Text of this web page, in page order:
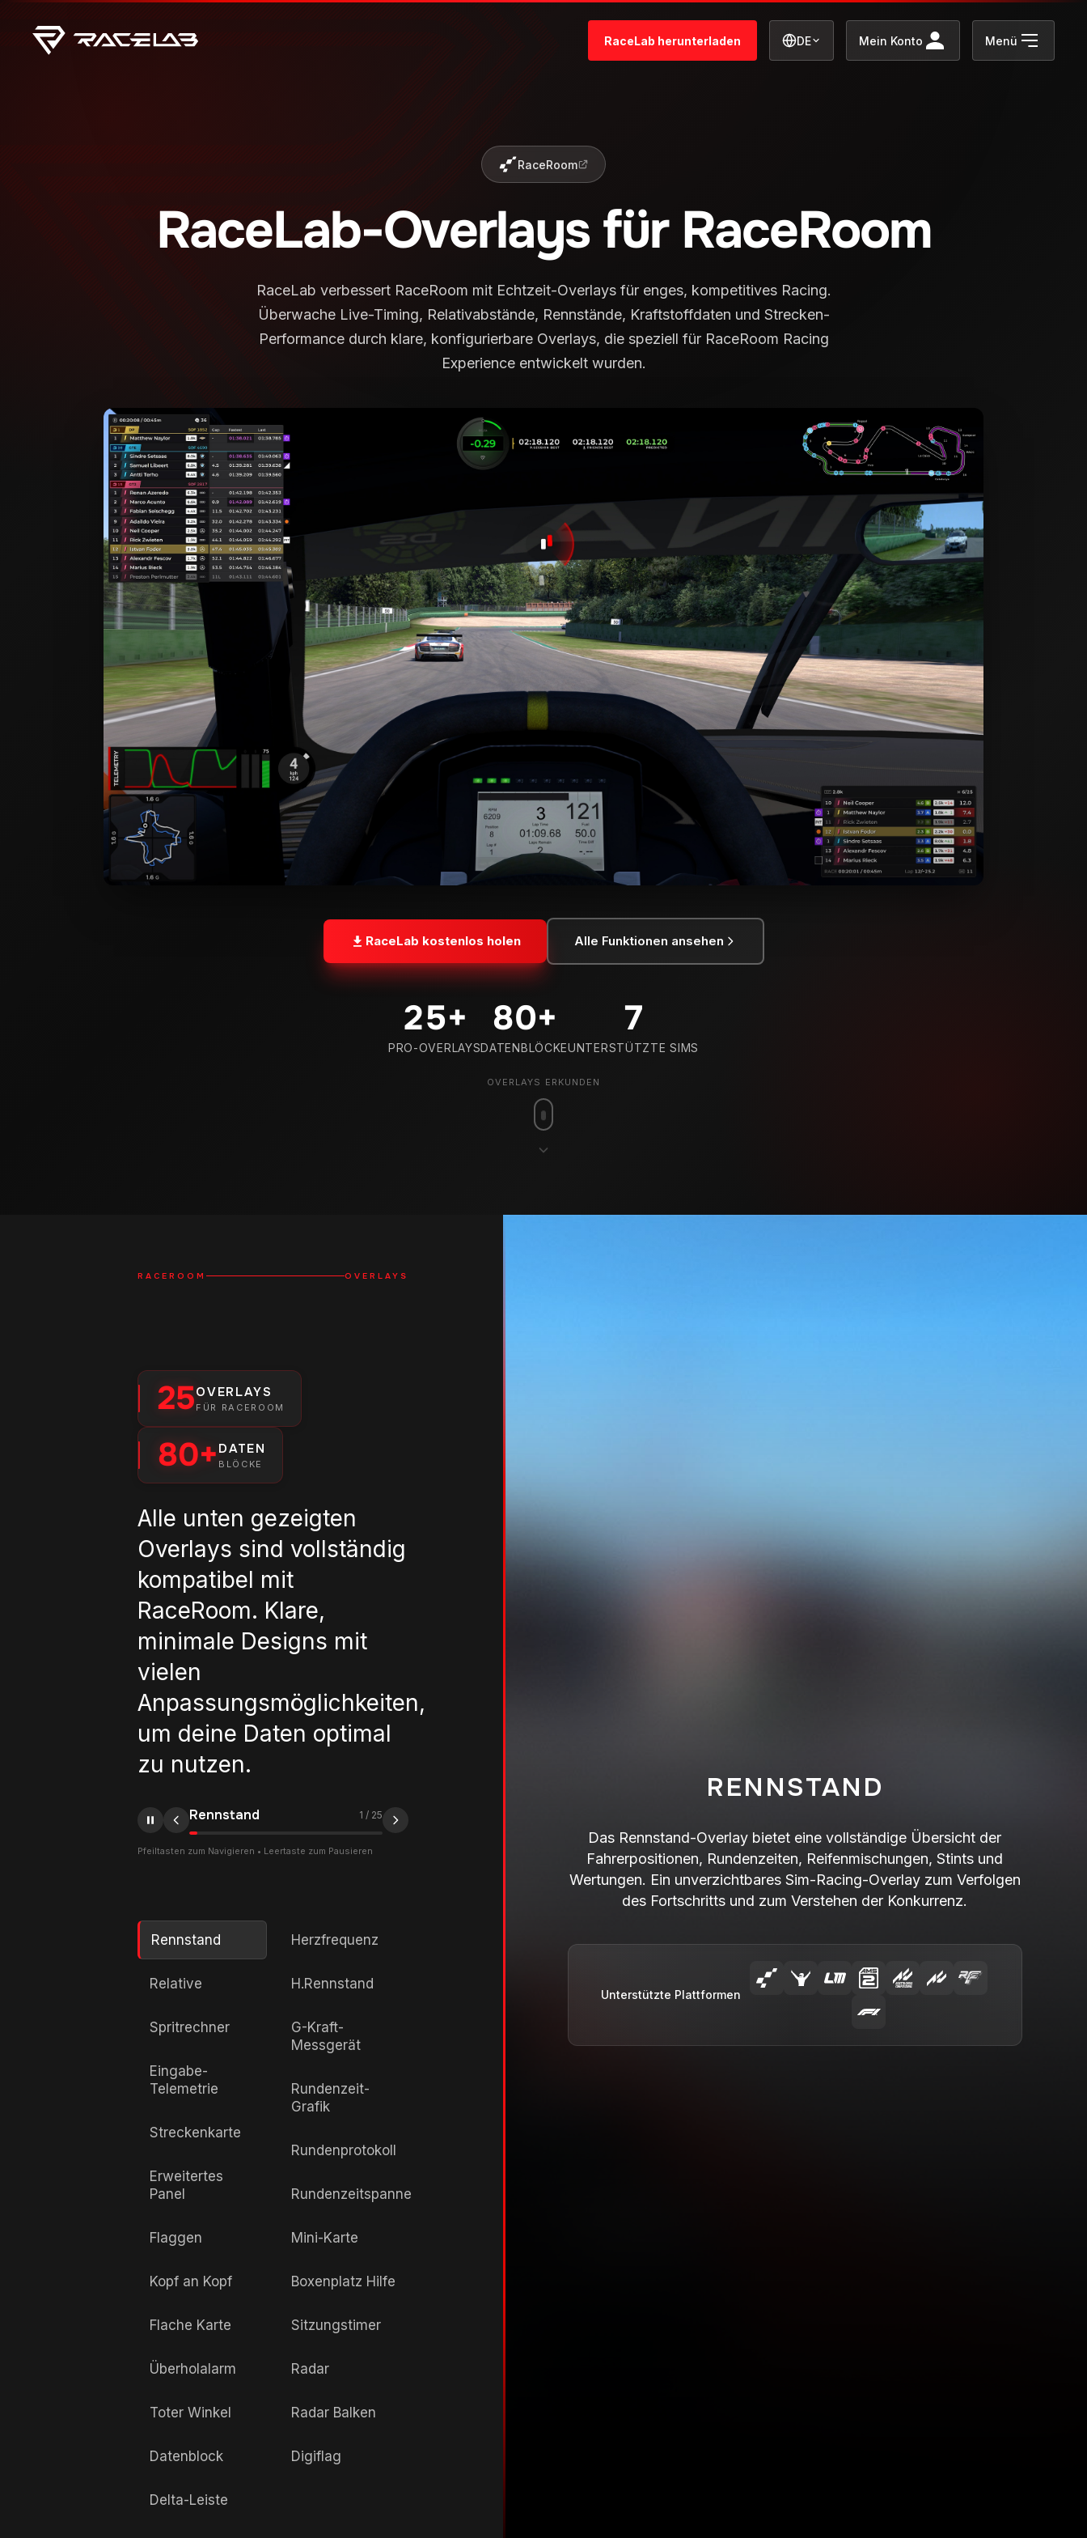
RaceLab herunterladen DE Mein Konto Menü
RaceRoom
RaceLab-Overlays für RaceRoom
RaceLab verbessert RaceRoom mit Echtzeit-Overlays für enges, kompetitives Racing.
Überwache Live-Timing, Relativabstände, Rennstände, Kraftstoffdaten und Strecken-
Performance durch klare, konfigurierbare Overlays, die speziell für RaceRoom Racing
Experience entwickelt wurden.
RaceLab kostenlos holen Alle Funktionen ansehen
25+
PRO-OVERLAYS
80+
DATENBLÖCKE
7
UNTERSTÜTZTE SIMS
OVERLAYS ERKUNDEN
RACEROOM OVERLAYS
25OVERLAYS
FÜR RACEROOM
80+ DATEN
BLÖCKE
Alle unten gezeigten
Overlays sind vollständig
kompatibel mit
RaceRoom. Klare,
minimale Designs mit
vielen
Anpassungsmöglichkeiten,
um deine Daten optimal
zu nutzen.
Rennstand 1 / 25
Pfeiltasten zum Navigieren • Leertaste zum Pausieren
Rennstand
Relative
Spritrechner
Eingabe-
Telemetrie
Streckenkarte
Erweitertes
Panel
Flaggen
Kopf an Kopf
Flache Karte
Überholalarm
Toter Winkel
Datenblock
Delta-Leiste
Herzfrequenz
H.Rennstand
G-Kraft-
Messgerät
Rundenzeit-
Grafik
Rundenprotokoll
Rundenzeitspanne
Mini-Karte
Boxenplatz Hilfe
Sitzungstimer
Radar
Radar Balken
Digiflag
RENNSTAND
Das Rennstand-Overlay bietet eine vollständige Übersicht der
Fahrerpositionen, Rundenzeiten, Reifenmischungen, Stints und
Wertungen. Ein unverzichtbares Sim-Racing-Overlay zum Verfolgen
des Fortschritts und zum Verstehen der Konkurrenz.
Unterstützte Plattformen